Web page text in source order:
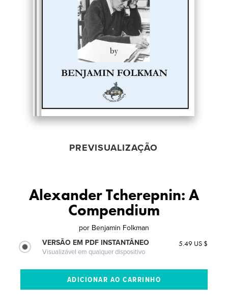
PREVISUALIZAÇÃO
Alexander Tcherepnin: A
Compendium
por Benjamin Folkman
VERSÃO EM PDF INSTANTÂNEO
Visualizável em qualquer dispositivo
5.49 US $